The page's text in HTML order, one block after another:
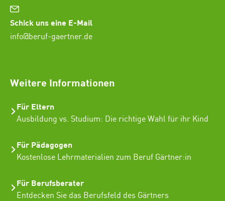
Schick uns eine E-Mail
info@beruf-gaertner.de
Weitere Informationen
Für Eltern
Ausbildung vs. Studium: Die richtige Wahl für ihr Kind
Für Pädagogen
Kostenlose Lehrmaterialien zum Beruf Gärtner:in
Für Berufsberater
Entdecken Sie das Berufsfeld des Gärtners